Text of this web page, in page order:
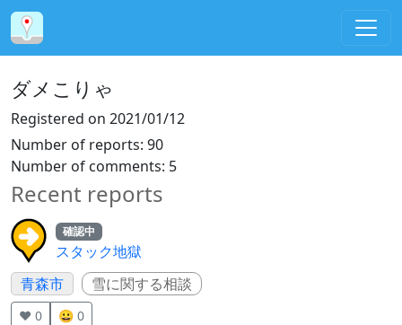
ダメこりゃ
Registered on 2021/01/12
Number of reports: 90
Number of comments: 5
Recent reports
確認中
スタック地獄
青森市
雪に関する相談
❤️ 0 😀 0